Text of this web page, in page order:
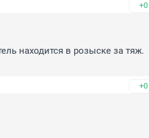
+0
находится в розыске за тяж.
+0